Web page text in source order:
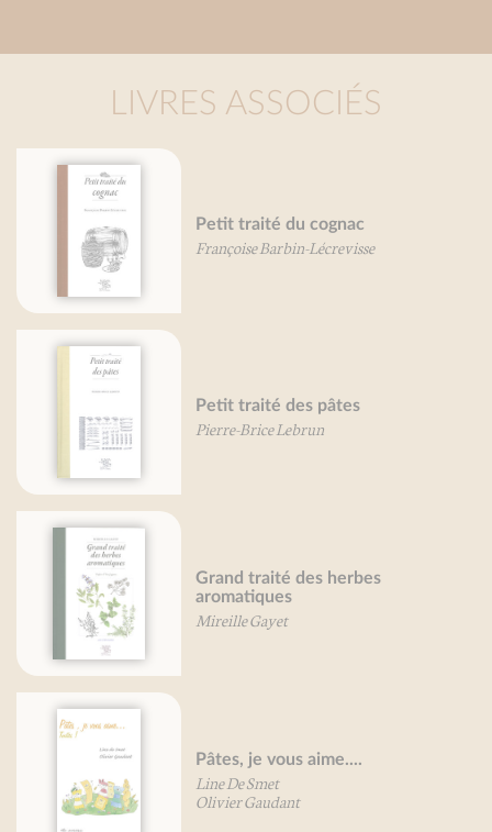
LIVRES ASSOCIÉS
Petit traité du cognac
Françoise Barbin-Lécrevisse
Pierre-Brice Lebrun
Grand traité des herbes
aromatiques
Mireille Gayet
Pâtes, je vous aime....
Line De Smet
Olivier Gaudant